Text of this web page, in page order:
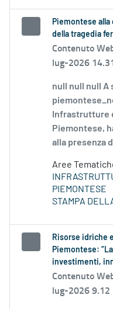
Piemontese
della tragedia
Contenuto
lug-2026
null null null A
Infrastrutture
Piemontese,
alla presenza
Aree
PIEMONTESE
STAMPA
Risorse idriche
Piemontese:
investimenti,
Contenuto
lug-2026 9.12